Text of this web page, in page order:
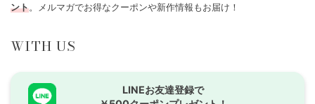
ント。メルマガでお得なクーポンや新作情報もお届け！
WITH US
LINEお友達登録で